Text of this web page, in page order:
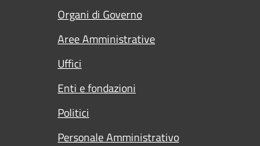
Organi di Governo
Aree Amministrative
Uffici
Enti e fondazioni
Politici
Personale Amministrativo